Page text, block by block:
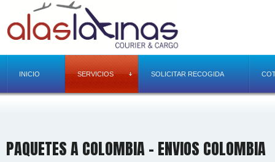
INICIO SERVICIOS SOLICITAR RECOGIDA
PAQUETES A COLOMBIA - ENVIOS COLOMBIA